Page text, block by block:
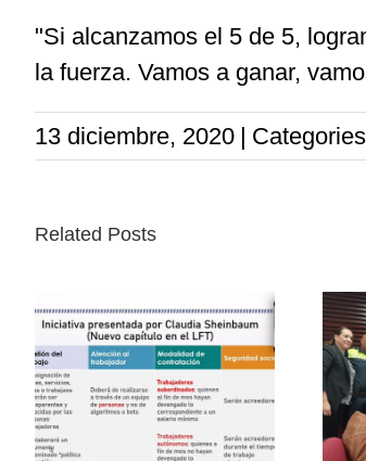
"Si alcanzamos el 5 de 5,
la fuerza. Vamos a ganar,
13 diciembre, 2020 |
Related Posts